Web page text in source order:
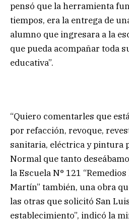
pensó que la herramienta
tiempos, era la entrega de
alumno que ingresara a la
que pueda acompañar toda
educativa”.
“Quiero comentarles que
por refacción, revoque,
sanitaria, eléctrica y pintura
Normal que tanto
la Escuela N° 121
Martín” también, una obra
las otras que solicitó San
establecimiento”, indicó la